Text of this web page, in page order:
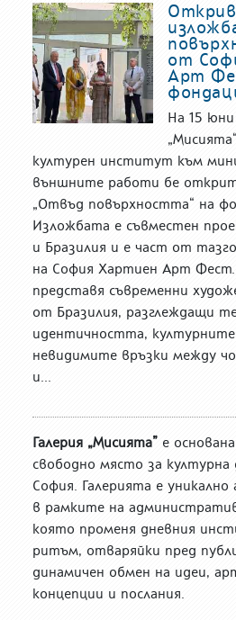
от
Арт
На 15
културен институт към
външните работи бе
„Отвъд повърхността“ на
Изложбата е съвместен
и Бразилия и е част от
на София Хартиен Арт
представя съвременни
от Бразилия, разглеждащи
идентичността,
невидимите връзки между
и...
Галерия „Мисията” е
свободно място за културна
София. Галерията е
в рамките на
която променя дневния
ритъм, отваряйки пред
динамичен обмен на идеи,
концепции и послания.